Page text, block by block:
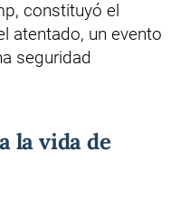
constituyó el
atentado, un evento
seguridad
la vida de